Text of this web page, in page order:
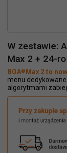
W zestawie:
Max 2 + 24-
BOA® Max 2 to
menu
algorytmami